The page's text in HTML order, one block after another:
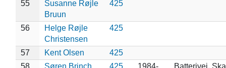
55
Susanne Røjle
Bruun
425
56
Helge Røjle
Christensen
425
57 Kent Olsen
425
58
Søren Brinch 425
1984-
Batterivej,